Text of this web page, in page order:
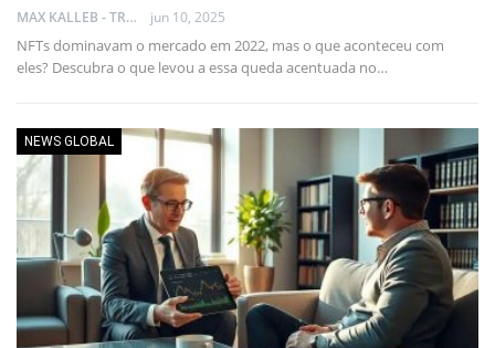
MAX KALLEB - TRADER jun 10, 2025
NFTs dominavam o mercado em 2022, mas o que aconteceu com
eles? Descubra o que levou a essa queda acentuada no…
NEWS GLOBAL